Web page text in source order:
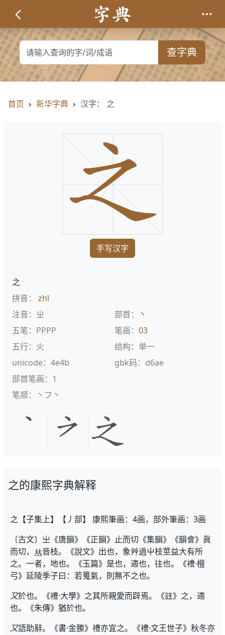
查字典
首页 新华字典 汉字： 之
手写汉字
之
拼音： zhī
注音：ㄓ
部首：
丶
五笔：PPPP
笔画： 03
五行：火
结构：单一
unicode：4e4b
gbk码：d6ae
部首笔画：1
笔顺：丶フ丶
之的康熙字典解释
之【子集上】【丿部】 康熙筆画：4画，部外筆画：3画
〔古文〕㞢《唐韻》《正韻》止而切《集韻》《韻會》眞
而切，
音枝。《說文》出也，象艸過屮枝莖益大有所
之。一者，地也。《玉篇》是也，適也，往也。《禮·檀
弓》延陵季子曰：若䰟氣，則無不之也。
又於也。《禮·大學》之其所親愛而辟焉。《註》之，適
也。《朱傳》猶於也。
又語助辭。《書·金縢》禮亦宜之。《禮·文王世子》秋冬亦